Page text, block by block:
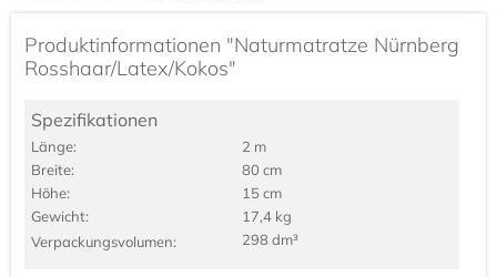
Produktinformationen "Naturmatratze Nürnberg
Rosshaar/Latex/Kokos"
Spezifikationen
Länge:
2 m
Breite:
80 cm
Höhe:
15 cm
Gewicht:
17,4 kg
Verpackungs­volumen:
298 dm³